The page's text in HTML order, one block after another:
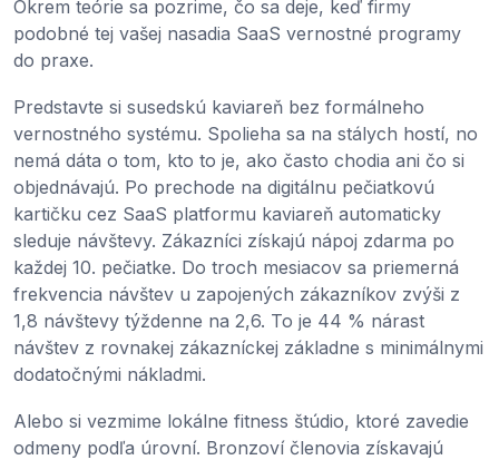
Okrem teórie sa pozrime, čo sa deje, keď firmy
podobné tej vašej nasadia SaaS vernostné programy
do praxe.
Predstavte si susedskú kaviareň bez formálneho
vernostného systému. Spolieha sa na stálych hostí, no
nemá dáta o tom, kto to je, ako často chodia ani čo si
objednávajú. Po prechode na digitálnu pečiatkovú
kartičku cez SaaS platformu kaviareň automaticky
sleduje návštevy. Zákazníci získajú nápoj zdarma po
každej 10. pečiatke. Do troch mesiacov sa priemerná
frekvencia návštev u zapojených zákazníkov zvýši z
1,8 návštevy týždenne na 2,6. To je 44 % nárast
návštev z rovnakej zákazníckej základne s minimálnymi
dodatočnými nákladmi.
Alebo si vezmime lokálne fitness štúdio, ktoré zavedie
odmeny podľa úrovní. Bronzoví členovia získavajú